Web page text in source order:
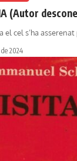
(Autor
cel s’ha
2024